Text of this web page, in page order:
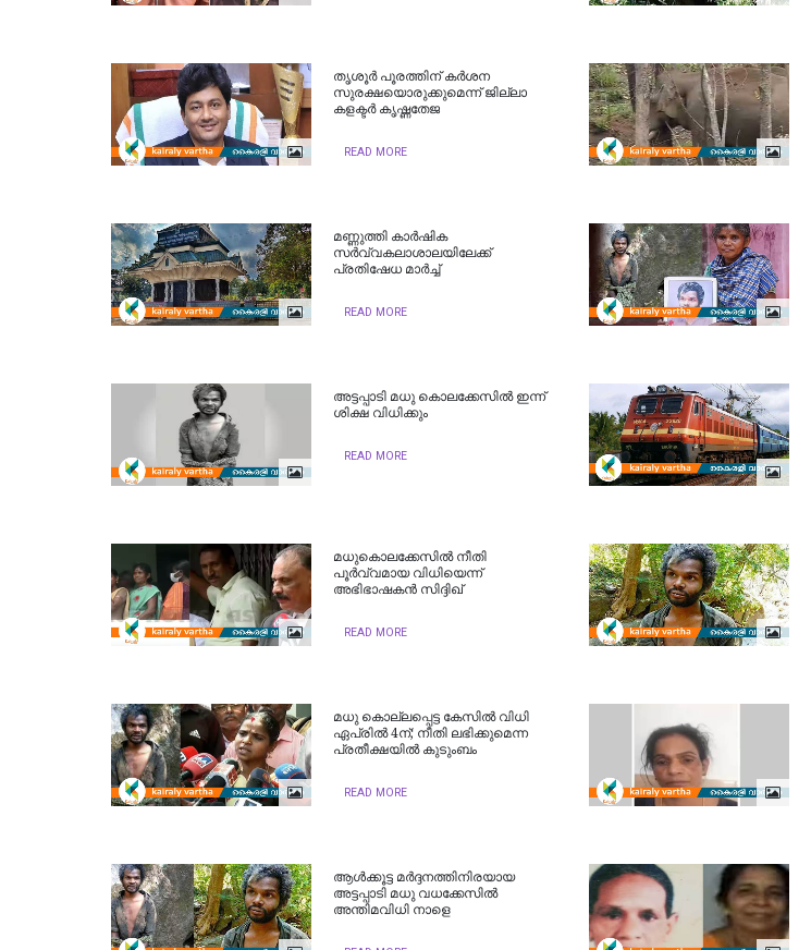
തൃശൂര്‍ പൂരത്തിന് കര്‍ശന
സുരക്ഷയൊരുക്കുമെന്ന് ജില്ലാ
കളക്ടര്‍ കൃഷ്ണതേജ
READ MORE
മണ്ണുത്തി കാര്‍ഷിക
സര്‍വ്വകലാശാലയിലേക്ക്
പ്രതിഷേധ മാര്‍ച്ച്
READ MORE
അട്ടപ്പാടി മധു കൊലക്കേസിൽ ഇന്ന്
ശിക്ഷ വിധിക്കും
READ MORE
മധുകൊലക്കേസിൽ നീതി
പൂർവ്വമായ വിധിയെന്ന്
അഭിഭാഷകൻ സിദ്ദിഖ്
READ MORE
മധു കൊല്ലപ്പെട്ട കേസില്‍ വിധി
ഏപ്രില്‍ 4ന്; നീതി ലഭിക്കുമെന്ന
പ്രതീക്ഷയില്‍ കുടുംബം
READ MORE
ആൾക്കൂട്ട മർദ്ദനത്തിനിരയായ
അട്ടപ്പാടി മധു വധക്കേസിൽ
അന്തിമവിധി നാളെ